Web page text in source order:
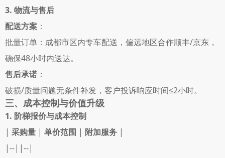
3. 物流与售后
配送方案 ：
批量订单：成都市区内专车配送，偏远地区合作顺丰/京东，
确保48小时内送达。
售后承诺 ：
破损/质量问题无条件补发，客户投诉响应时间≤2小时。
三、成本控制与价值升级
1. 阶梯报价与成本控制
| 采购量 | 单价范围 | 附加服务 |
|--||--|